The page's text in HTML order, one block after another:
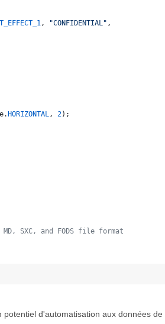
, "CONFIDENTIAL" ,
. HORIZONTAL, 2);
MD, SXC, and FODS file format
d'automatisation aux données